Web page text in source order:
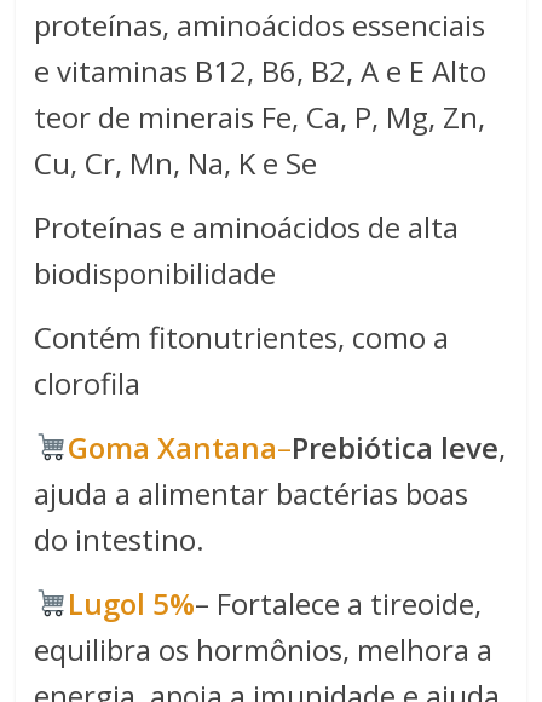
proteínas, aminoácidos essenciais
e vitaminas B12, B6, B2, A e E Alto
teor de minerais Fe, Ca, P, Mg, Zn,
Cu, Cr, Mn, Na, K e Se
Proteínas e aminoácidos de alta
biodisponibilidade
Contém fitonutrientes, como a
clorofila
​​Goma Xantana​–Prebiótica leve,
ajuda a alimentar bactérias boas
do intestino.
Lugol 5%– Fortalece a tireoide,
equilibra os hormônios, melhora a